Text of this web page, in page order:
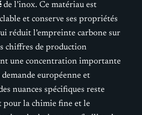
de l’inox. Ce matériau est
et conserve ses propriétés
réduit l’empreinte carbone sur
chiffres de production
une concentration importante
européenne et
nuances spécifiques reste
pour la chimie fine et le